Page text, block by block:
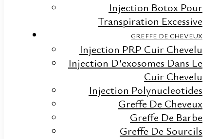
Injection Botox Pour
Transpiration Excessive
GREFFE DE CHEVEUX
Injection PRP Cuir Chevelu
Injection D’exosomes Dans Le
Cuir Chevelu
Injection Polynucleotides
Greffe De Cheveux
Greffe De Barbe
Greffe De Sourcils
Depuis plus de 10 ans, la Clinique du Carré d’Or,
est dédié à la beauté et au rajeunissement du
regard, du visage et de la silhouette.
La centre esthétique au Luxembourg propose les
principaux traitements de médecine esthétique
et anti-âge qui permettent de prolonger son
capital beauté, de redessiner son visage, de
sculpter sa silhouette.